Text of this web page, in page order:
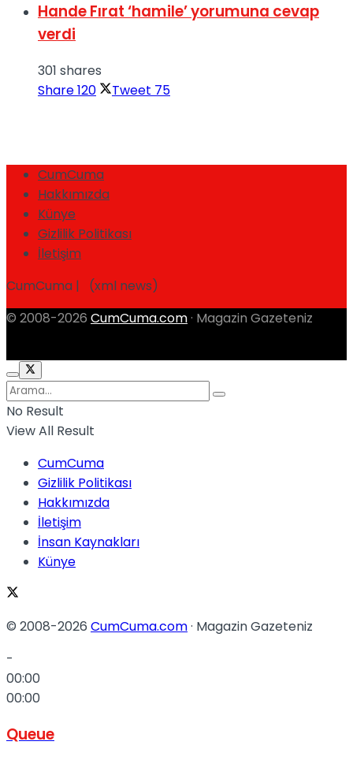
Hande Fırat ‘hamile’ yorumuna cevap
verdi
301 shares
Share120 Tweet 75
CumCuma
Hakkımızda
Künye
Gizlilik Politikası
İletişim
CumCuma | (xml news)
© 2008-2026 CumCuma.com · Magazin Gazeteniz
No Result
View All Result
CumCuma
Gizlilik Politikası
Hakkımızda
İletişim
İnsan Kaynakları
Künye
© 2008-2026 CumCuma.com· Magazin Gazeteniz
-
00:00
00:00
Queue